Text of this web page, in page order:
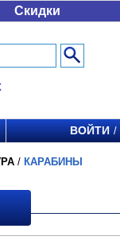
Скидки
ВОЙТИ /
/ КАРАБИНЫ